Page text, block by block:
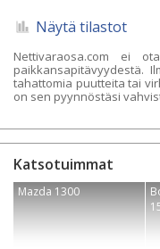
Näytä tilastot
Nettivaraosa.com ei
paikkansapitävyydestä.
tahattomia puutteita tai
on sen pyynnöstäsi
Katsotuimmat
Mazda 1300